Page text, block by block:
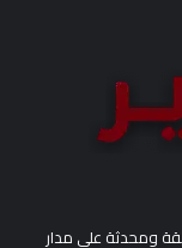
ومحدثة على مدار